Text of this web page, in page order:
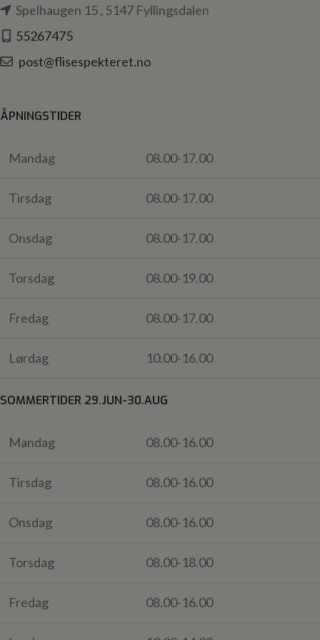
Spelhaugen 15 , 5147 Fyllingsdalen
55267475
post@flisespekteret.no
ÅPNINGSTIDER
Mandag 08.00-17.00
Tirsdag 08.00-17.00
Onsdag 08.00-17.00
Torsdag 08.00-19.00
Fredag 08.00-17.00
Lørdag 10.00-16.00
SOMMERTIDER 29.JUN-30.AUG
Mandag 08.00-16.00
Tirsdag 08.00-16.00
Onsdag 08.00-16.00
Torsdag 08.00-18.00
Fredag 08.00-16.00